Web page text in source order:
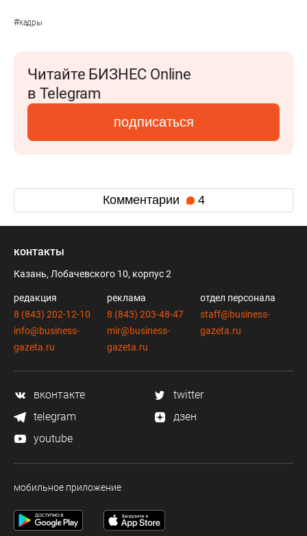
#кадры
Читайте БИЗНЕС Online
в Telegram
подписаться
Комментарии 4
контакты
Казань, Лобачевского 10, корпус 2
редакция
8 (843) 202-12-10
info@business-
gazeta.ru
реклама
8 (843) 203-48-47
mir@business-
gazeta.ru
отдел персонала
staff@business-
gazeta.ru
вконтакте
twitter
telegram
дзен
youtube
мобильное приложение